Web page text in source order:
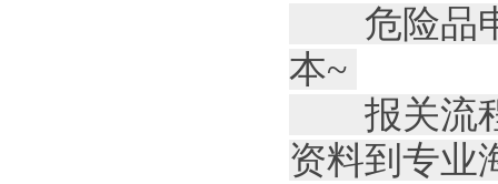
危险品申
本~
报关流程
资料到专业